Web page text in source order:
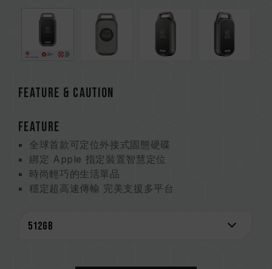
FEATURE & CAUTION
FEATURE
全球首款可定位外接式固態硬碟
綁定 Apple 指定裝置智慧定位
時尚輕巧的生活單品
穩定超高速傳輸 完美支援多平台
FSC 認證包裝 環保與永續並行